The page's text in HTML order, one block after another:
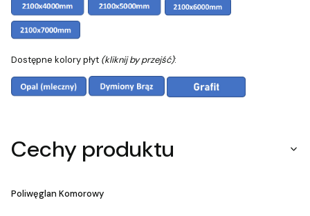
Dostępne kolory płyt (kliknij by przejść):
Cechy produktu
Poliwęglan Komorowy